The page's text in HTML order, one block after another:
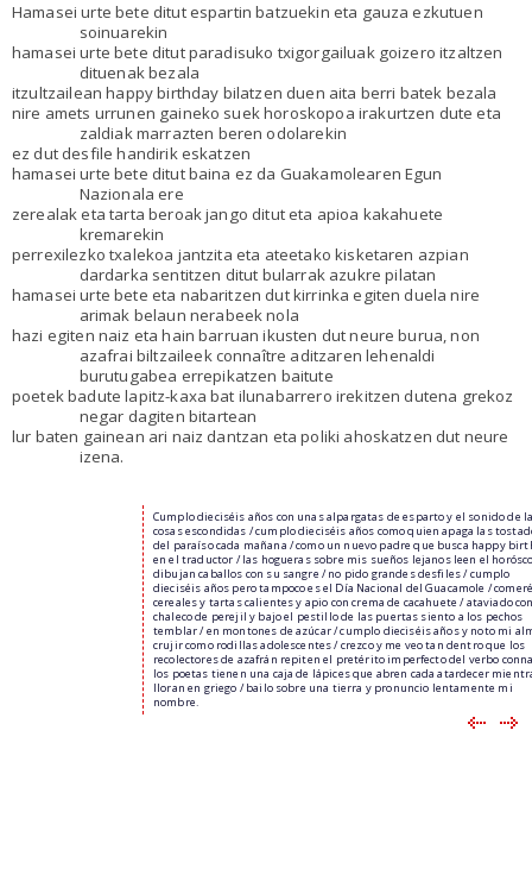
Hamasei urte bete ditut espartin batzuekin eta gauza ezkutuen
soinuarekin
hamasei urte bete ditut paradisuko txigorgailuak goizero itzaltzen
dituenak bezala
itzultzailean happy birthday bilatzen duen aita berri batek bezala
nire amets urrunen gaineko suek horoskopoa irakurtzen dute eta
zaldiak marrazten beren odolarekin
ez dut desfile handirik eskatzen
hamasei urte bete ditut baina ez da Guakamolearen Egun
Nazionala ere
zerealak eta tarta beroak jango ditut eta apioa kakahuete
kremarekin
perrexilezko txalekoa jantzita eta ateetako kisketaren azpian
dardarka sentitzen ditut bularrak azukre pilatan
hamasei urte bete eta nabaritzen dut kirrinka egiten duela nire
arimak belaun nerabeek nola
hazi egiten naiz eta hain barruan ikusten dut neure burua, non
azafrai biltzaileek connaître aditzaren lehenaldi
burutugabea errepikatzen baitute
poetek badute lapitz-kaxa bat ilunabarrero irekitzen dutena grekoz
negar dagiten bitartean
lur baten gainean ari naiz dantzan eta poliki ahoskatzen dut neure
izena.
Cumplo dieciséis años con unas alpargatas de esparto y el sonido de
cosas escondidas / cumplo dieciséis años como quien apaga las
del paraíso cada mañana / como un nuevo padre que busca happy
en el traductor / las hogueras sobre mis sueños lejanos leen el
dibujan caballos con su sangre / no pido grandes desfiles / cumplo
dieciséis años pero tampoco es el Día Nacional del Guacamole /
cereales y tartas calientes y apio con crema de cacahuete / ataviado
chaleco de perejil y bajo el pestillo de las puertas siento a los pechos
temblar / en montones de azúcar / cumplo dieciséis años y noto mi
crujir como rodillas adolescentes / crezco y me veo tan dentro que los
recolectores de azafrán repiten el pretérito imperfecto del verbo
los poetas tienen una caja de lápices que abren cada atardecer
lloran en griego / bailo sobre una tierra y pronuncio lentamente mi
nombre.